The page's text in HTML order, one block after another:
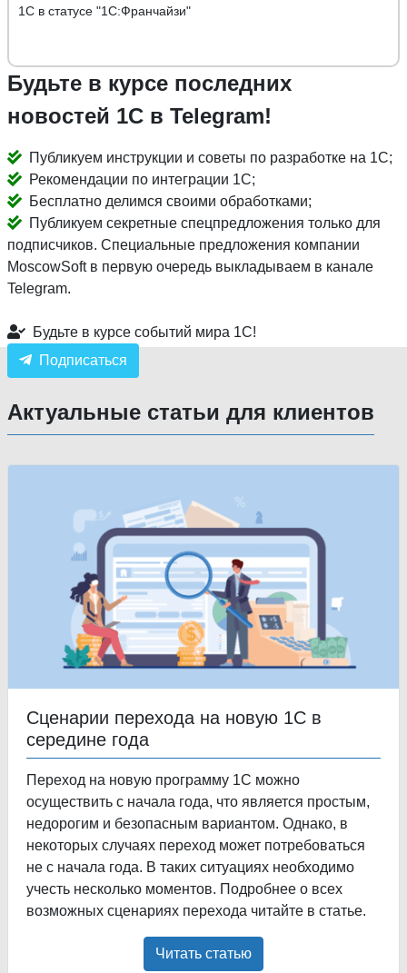
1С в статусе "1С:Франчайзи"
Будьте в курсе последних
новостей 1С в Telegram!
Публикуем инструкции и советы по разработке на 1С;
Рекомендации по интеграции 1С;
Бесплатно делимся своими обработками;
Публикуем секретные спецпредложения только для
подписчиков. Специальные предложения компании
MoscowSoft в первую очередь выкладываем в канале
Telegram.
Будьте в курсе событий мира 1С!
Подписаться
Актуальные статьи для клиентов
Сценарии перехода на новую 1С в
середине года
Переход на новую программу 1С можно
осуществить с начала года, что является простым,
недорогим и безопасным вариантом. Однако, в
некоторых случаях переход может потребоваться
не с начала года. В таких ситуациях необходимо
учесть несколько моментов. Подробнее о всех
возможных сценариях перехода читайте в статье.
Читать статью